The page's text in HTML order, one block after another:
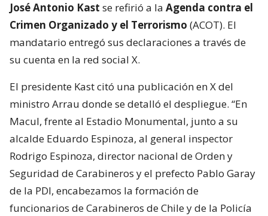
José Antonio Kast se refirió a la Agenda contra el
Crimen Organizado y el Terrorismo (ACOT). El
mandatario entregó sus declaraciones a través de
su cuenta en la red social X.
El presidente Kast citó una publicación en X del
ministro Arrau donde se detalló el despliegue. “En
Macul, frente al Estadio Monumental, junto a su
alcalde Eduardo Espinoza, al general inspector
Rodrigo Espinoza, director nacional de Orden y
Seguridad de Carabineros y el prefecto Pablo Garay
de la PDI, encabezamos la formación de
funcionarios de Carabineros de Chile y de la Policía